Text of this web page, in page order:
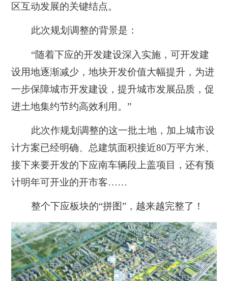
区互动发展的关键结点。
此次规划调整的背景是：
“随着下应的开发建设深入实施，可开发建
设用地逐渐减少，地块开发价值大幅提升，为进
一步保障城市开发建设，提升城市发展品质，促
进土地集约节约高效利用。”
此次作规划调整的这一批土地，加上城市设
计方案已经明确、总建筑面积接近80万平方米、
接下来要开发的下应南车辆段上盖项目，还有预
计明年可开业的开市客……
整个下应板块的“拼图”，越来越完整了！